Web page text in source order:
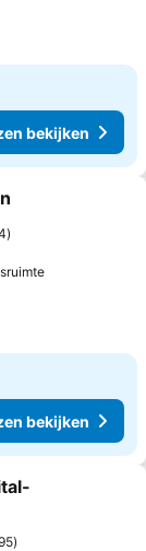
bekijken
favorieten
Prijzen
bekijken
favorieten